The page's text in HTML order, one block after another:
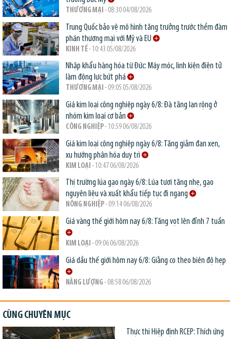
THƯƠNG MẠI - 08:30 04/08/2026
Trung Quốc bảo vệ mô hình tăng trưởng trước thềm đàm
phán thương mại với Mỹ và EU
KINH TẾ- 10:43 05/08/2026
Nhập khẩu hàng hóa từ Đức: Máy móc, linh kiện điện tử
làm động lực bứt phá
THƯƠNG MẠI - 09:05 05/08/2026
Giá kim loại công nghiệp ngày 6/8: Đà tăng lan rộng ở
nhóm kim loại cơ bản
CÔNG NGHIỆP- 10:59 06/08/2026
Giá kim loại công nghiệp ngày 6/8: Tăng giảm đan xen,
xu hướng phân hóa duy trì
KIM LOẠI - 10:47 06/08/2026
Thị trường lúa gạo ngày 6/8: Lúa tươi tăng nhẹ, gạo
nguyên liệu và xuất khẩu tiếp tục đi ngang
NÔNG NGHIỆP- 09:14 06/08/2026
Giá vàng thế giới hôm nay 6/8: Tăng vọt lên đỉnh 7 tuần
KIM LOẠI - 09:06 06/08/2026
Giá dầu thế giới hôm nay 6/8: Giằng co theo biên độ hẹp
NĂNG LƯỢNG - 08:58 06/08/2026
CÙNG CHUYÊN MỤC
Thực thi Hiệp định RCEP: Thích ứng